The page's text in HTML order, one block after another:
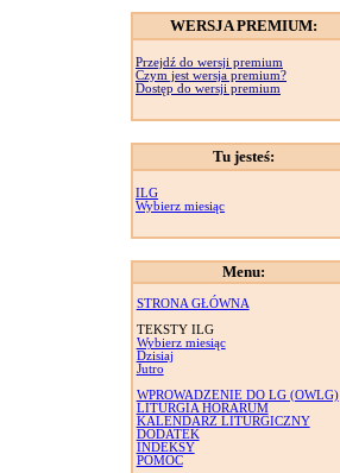
WERSJA PREMIUM:
Przejdź do wersji premium
Czym jest wersja premium?
Dostęp do wersji premium
Tu jesteś:
ILG
Wybierz miesiąc
Menu:
STRONA GŁÓWNA
TEKSTY ILG
Wybierz miesiąc
Dzisiaj
Jutro
WPROWADZENIE DO LG (OWLG)
LITURGIA HORARUM
KALENDARZ LITURGICZNY
DODATEK
INDEKSY
POMOC